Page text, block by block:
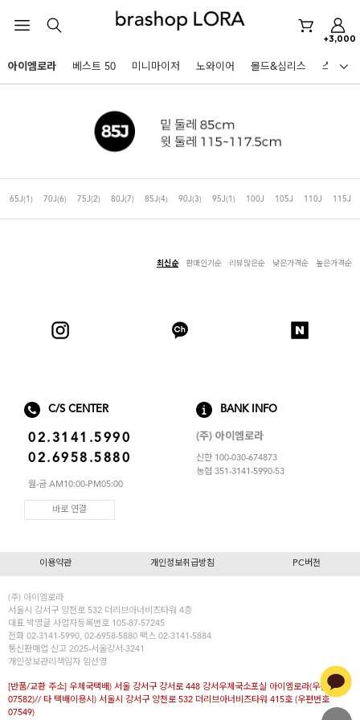
+3,000
미니마이저
아이엠로라
노와이어
르미스떼르
미니마이저
아이엠로라
노와이어
미니마이저
노와이어
르미스떼르
아니타스포츠
아이엠로라 베스트 50 미니마이저 노와이어 몰드&심리스 스포츠
65J (1) 70J (6) 75J (2) 80J (7) 85J (4) 90J (3) 95J (1) 100J 105J 110J 115J
최신순 판매인기순 리뷰많은순 낮은가격순 높은가격순
C/S CENTER
02.3141.5990
02.6958.5880
월-금 AM10:00-PM05:00
바로 연결
BANK INFO
(주) 아이엠로라
신한 100-030-674873
농협 351-3141-5990-53
이용약관 개인정보취급방침 PC버전
(주) 아이엠로라
서울시 강서구 양천로 532 더리브아너비즈타워 4층
대표 박영글 사업자등록번호 105-87-57245
전화 02-3141-5990, 02-6958-5880 팩스 02-3141-5884
통신판매업 신고 2025-서울강서-3241
개인정보관리책임자 임선영
[반품/교환 주소] 우체국택배) 서울 강서구 강서로 448 강서우체국소포실 아이엠로라(우편번호
07582)// 타 택배이용시) 서울시 강서구 양천로 532 더리브아너비즈타워 415호 (우편번호
07549)